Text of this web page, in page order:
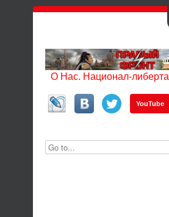
О Нас. Национал-
YouTube